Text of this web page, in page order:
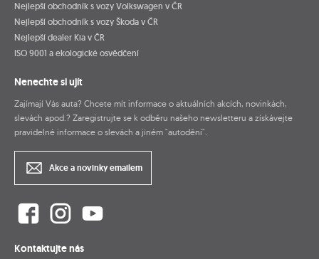
Nejlepší obchodník s vozy Volkswagen v ČR
Nejlepší obchodník s vozy Škoda v ČR
Nejlepší dealer Kia v ČR
ISO 9001 a ekologické osvědčení
Nenechte si ujít
Zajímají Vás auta? Chcete mít informace o aktuálních akcích, novinkách,
slevách apod.? Zaregistrujte se k odběru našeho newsletteru a získávejte
pravidelné informace o slevách a jiném "autodění".
Akce a novinky emailem
Kontaktujte nás